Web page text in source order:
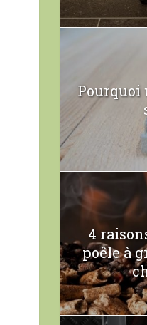
Pourquoi
4
poêle à